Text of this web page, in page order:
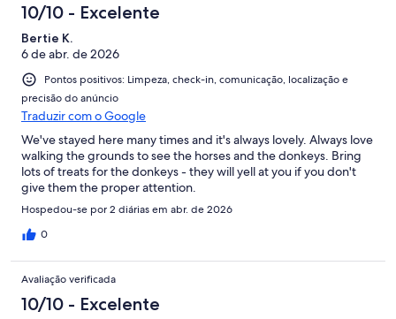
10/10 - Excelente
Bertie K.
6 de abr. de 2026
Pontos positivos: Limpeza, check-in, comunicação, localização e
precisão do anúncio
Traduzir com o Google
We've stayed here many times and it's always lovely. Always love
walking the grounds to see the horses and the donkeys. Bring
lots of treats for the donkeys - they will yell at you if you don't
give them the proper attention.
Hospedou-se por 2 diárias em abr. de 2026
0
Avaliação verificada
10/10 - Excelente